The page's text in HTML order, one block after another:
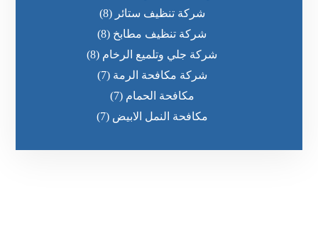
شركة تنظيف ستائر (8)
شركة تنظيف مطابخ (8)
شركة جلي وتلميع الرخام (8)
شركة مكافحة الرمة (7)
مكافحة الحمام (7)
مكافحة النمل الابيض (7)